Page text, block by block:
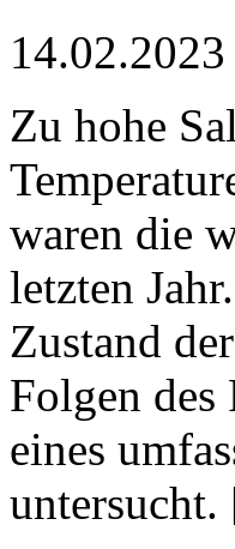
14.02.2023
Zu hohe
waren die
letzten
Zustand
Folgen des
eines
untersucht.